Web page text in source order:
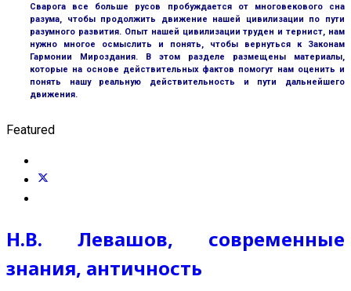
Сварога все больше русов пробуждается от многовекового сна
разума, чтобы продолжить движение нашей цивилизации по пути
разумного развития. Опыт нашей цивилизации труден и тернист, нам
нужно многое осмыслить и понять, чтобы вернуться к Законам
Гармонии Мироздания. В этом разделе размещены материалы,
которые на основе действительных фактов помогут нам оценить и
понять нашу реальную действительность и пути дальнейшего
движения.
Featured
Н.В. Левашов, современные
знания, античность